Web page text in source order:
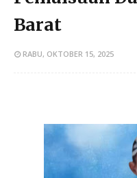
Barat
RABU, OKTOBER 15, 2025